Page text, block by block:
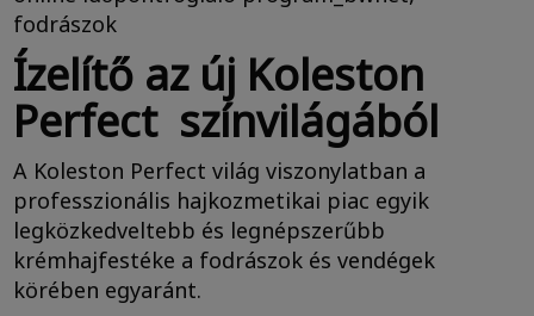
Ízelítő az új Koleston
Perfect színvilágából
A Koleston Perfect világ viszonylatban a
professzionális hajkozmetikai piac egyik
legközkedveltebb és legnépszerűbb
krémhajfestéke a fodrászok és vendégek
körében egyaránt.